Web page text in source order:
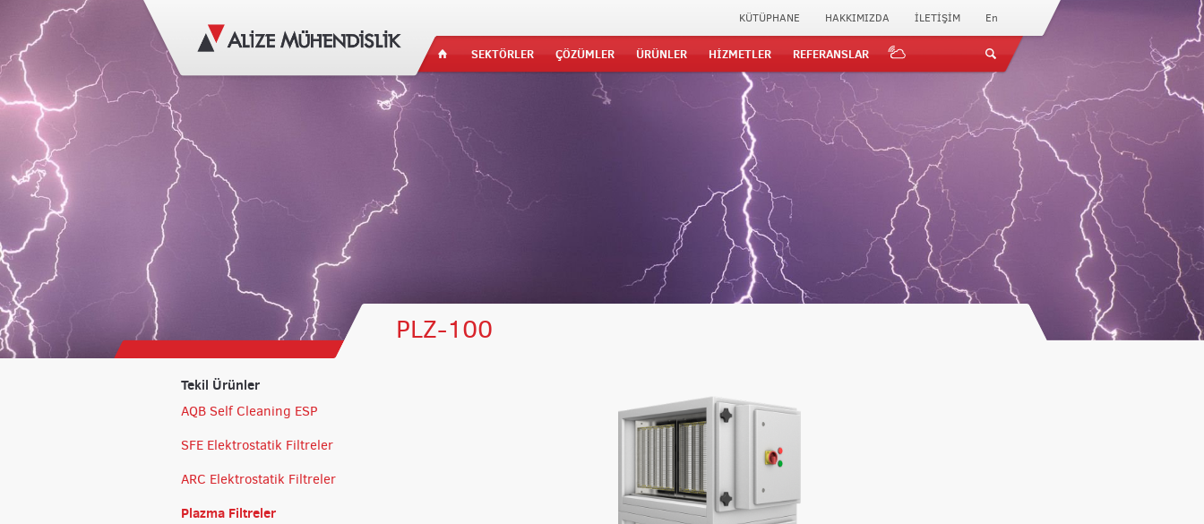
KÜTÜPHANE HAKKIMIZDA İLETİŞİM En
SEKTÖRLER ÇÖZÜMLER ÜRÜNLER HİZMETLER REFERANSLAR
PLZ-100
Tekil Ürünler
AQB Self Cleaning ESP
SFE Elektrostatik Filtreler
ARC Elektrostatik Filtreler
Plazma Filtreler